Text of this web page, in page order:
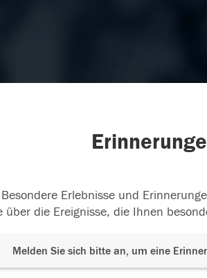
Besondere Erlebnisse und
über die Ereignisse, die Ihnen
Melden Sie sich bitte an, um eine